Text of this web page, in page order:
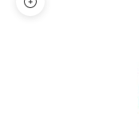
ズームイン